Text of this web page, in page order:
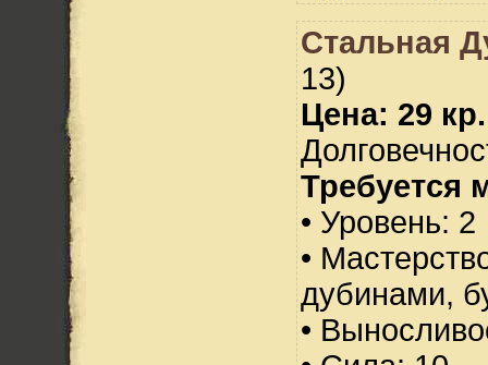
Стальная
13)
Цена: 29 кр.
Требуется
• Уровень: 2
•
дубинами,
•